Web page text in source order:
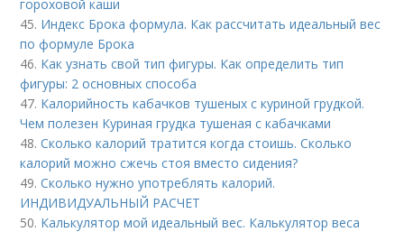
гороховой каши
45. Индекс Брока формула. Как рассчитать идеальный вес
по формуле Брока
46. Как узнать свой тип фигуры. Как определить тип
фигуры: 2 основных способа
47. Калорийность кабачков тушеных с куриной грудкой.
Чем полезен Куриная грудка тушеная с кабачками
48.Сколько калорий тратится когда стоишь. Сколько
калорий можно сжечь стоя вместо сидения?
49.Сколько нужно употреблять калорий.
ИНДИВИДУАЛЬНЫЙ РАСЧЕТ
50. Калькулятор мой идеальный вес. Калькулятор веса